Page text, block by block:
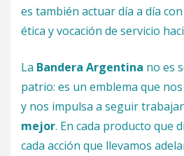
es también actuar día a día
ética y vocación de servicio
La Bandera Argentina no es
patrio: es un emblema que
y nos impulsa a seguir
mejor. En cada producto que
cada acción que llevamos